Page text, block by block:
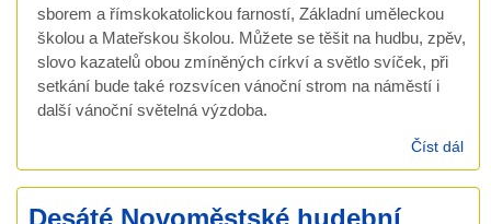
sborem a římskokatolickou farností, Základní uměleckou
školou a Mateřskou školou. Můžete se těšit na hudbu, zpěv,
slovo kazatelů obou zmíněných církví a světlo svíček, při
setkání bude také rozsvícen vánoční strom na náměstí i
další vánoční světelná výzdoba.
Číst dál
Desáté Novoměstské hudební